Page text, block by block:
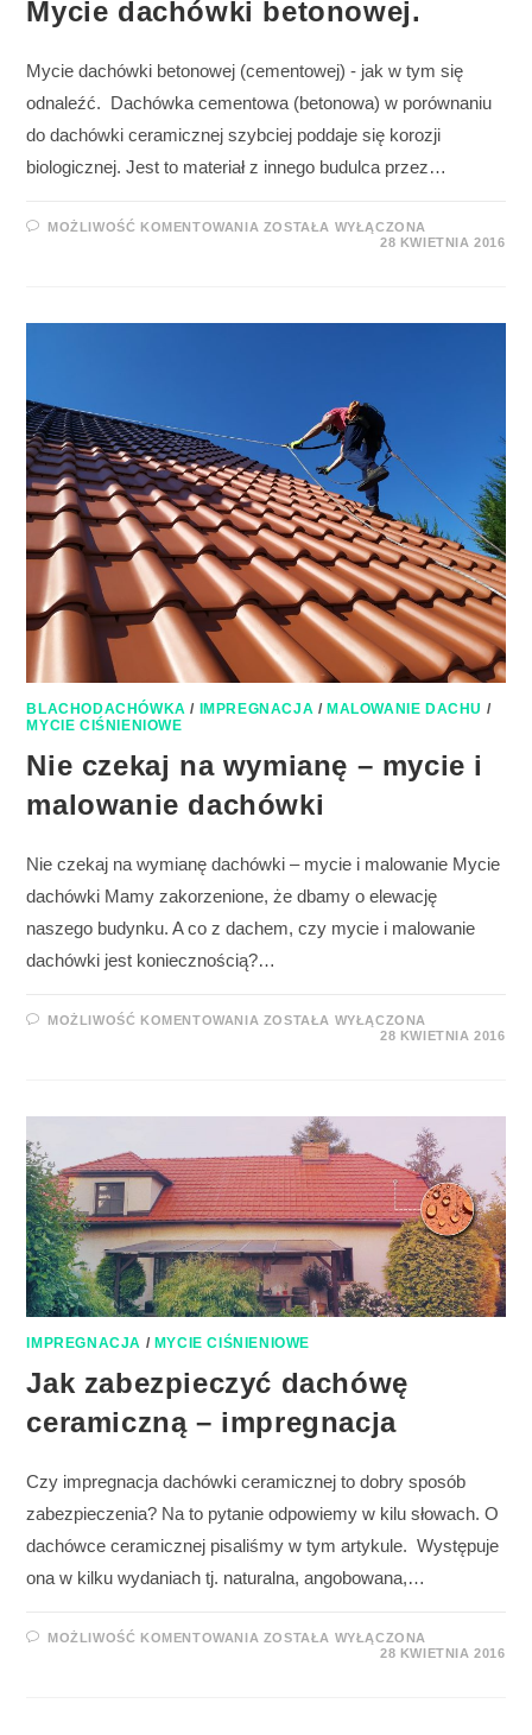
Mycie dachówki betonowej.
Mycie dachówki betonowej (cementowej) - jak w tym się
odnaleźć. Dachówka cementowa (betonowa) w porównaniu
do dachówki ceramicznej szybciej poddaje się korozji
biologicznej. Jest to materiał z innego budulca przez…
MOŻLIWOŚĆ KOMENTOWANIA ZOSTAŁA WYŁĄCZONA
28 KWIETNIA 2016
BLACHODACHÓWKA / IMPREGNACJA /MALOWANIE DACHU /
MYCIE CIŚNIENIOWE
Nie czekaj na wymianę – mycie i
malowanie dachówki
Nie czekaj na wymianę dachówki – mycie i malowanie Mycie
dachówki Mamy zakorzenione, że dbamy o elewację
naszego budynku. A co z dachem, czy mycie i malowanie
dachówki jest koniecznością?…
MOŻLIWOŚĆ KOMENTOWANIA ZOSTAŁA WYŁĄCZONA
28 KWIETNIA 2016
IMPREGNACJA / MYCIE CIŚNIENIOWE
Jak zabezpieczyć dachówę
ceramiczną – impregnacja
Czy impregnacja dachówki ceramicznej to dobry sposób
zabezpieczenia? Na to pytanie odpowiemy w kilu słowach. O
dachówce ceramicznej pisaliśmy w tym artykule. Występuje
ona w kilku wydaniach tj. naturalna, angobowana,…
MOŻLIWOŚĆ KOMENTOWANIA ZOSTAŁA WYŁĄCZONA
28 KWIETNIA 2016